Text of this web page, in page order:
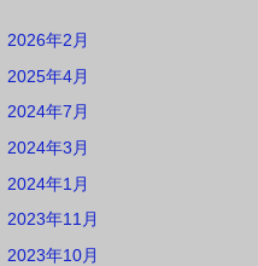
2026年2月
2025年4月
2024年7月
2024年3月
2024年1月
2023年11月
2023年10月